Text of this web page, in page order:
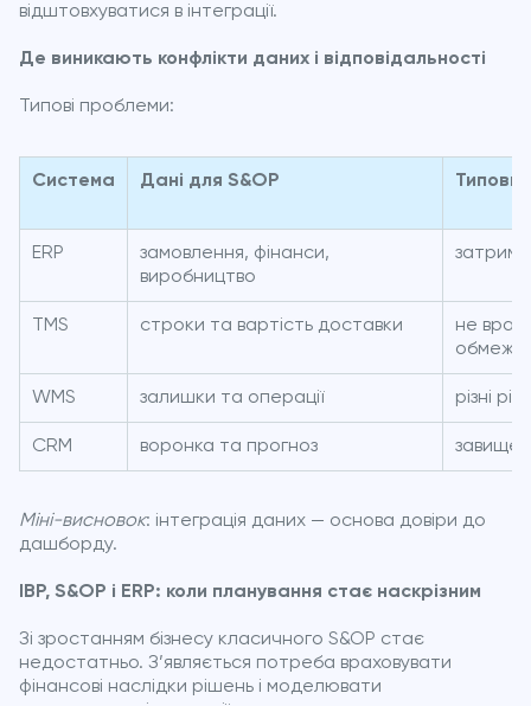
відштовхуватися в інтеграції.
Де виникають конфлікти даних і відповідальності
Типові проблеми:
Система Дані для S&OP
ERP
замовлення, фінанси,
виробництво
TMS строки та вартість доставки
не
WMS залишки та операції різні
CRM воронка та прогноз
Міні-висновок: інтеграція даних — основа довіри до
дашборду.
IBP, S&OP і ERP: коли планування стає наскрізним
Зі зростанням бізнесу класичного S&OP стає
недостатньо. З’являється потреба враховувати
фінансові наслідки рішень і моделювати